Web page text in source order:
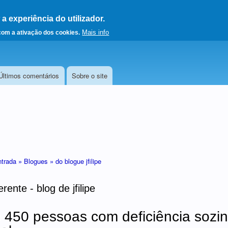
experiência do utilizador.
a ativação dos cookies. Mais info
página principal
comentários Sobre o site
» Blogues » do blogue jfilipe
- blog de jfilipe
450 pessoas com deficiência